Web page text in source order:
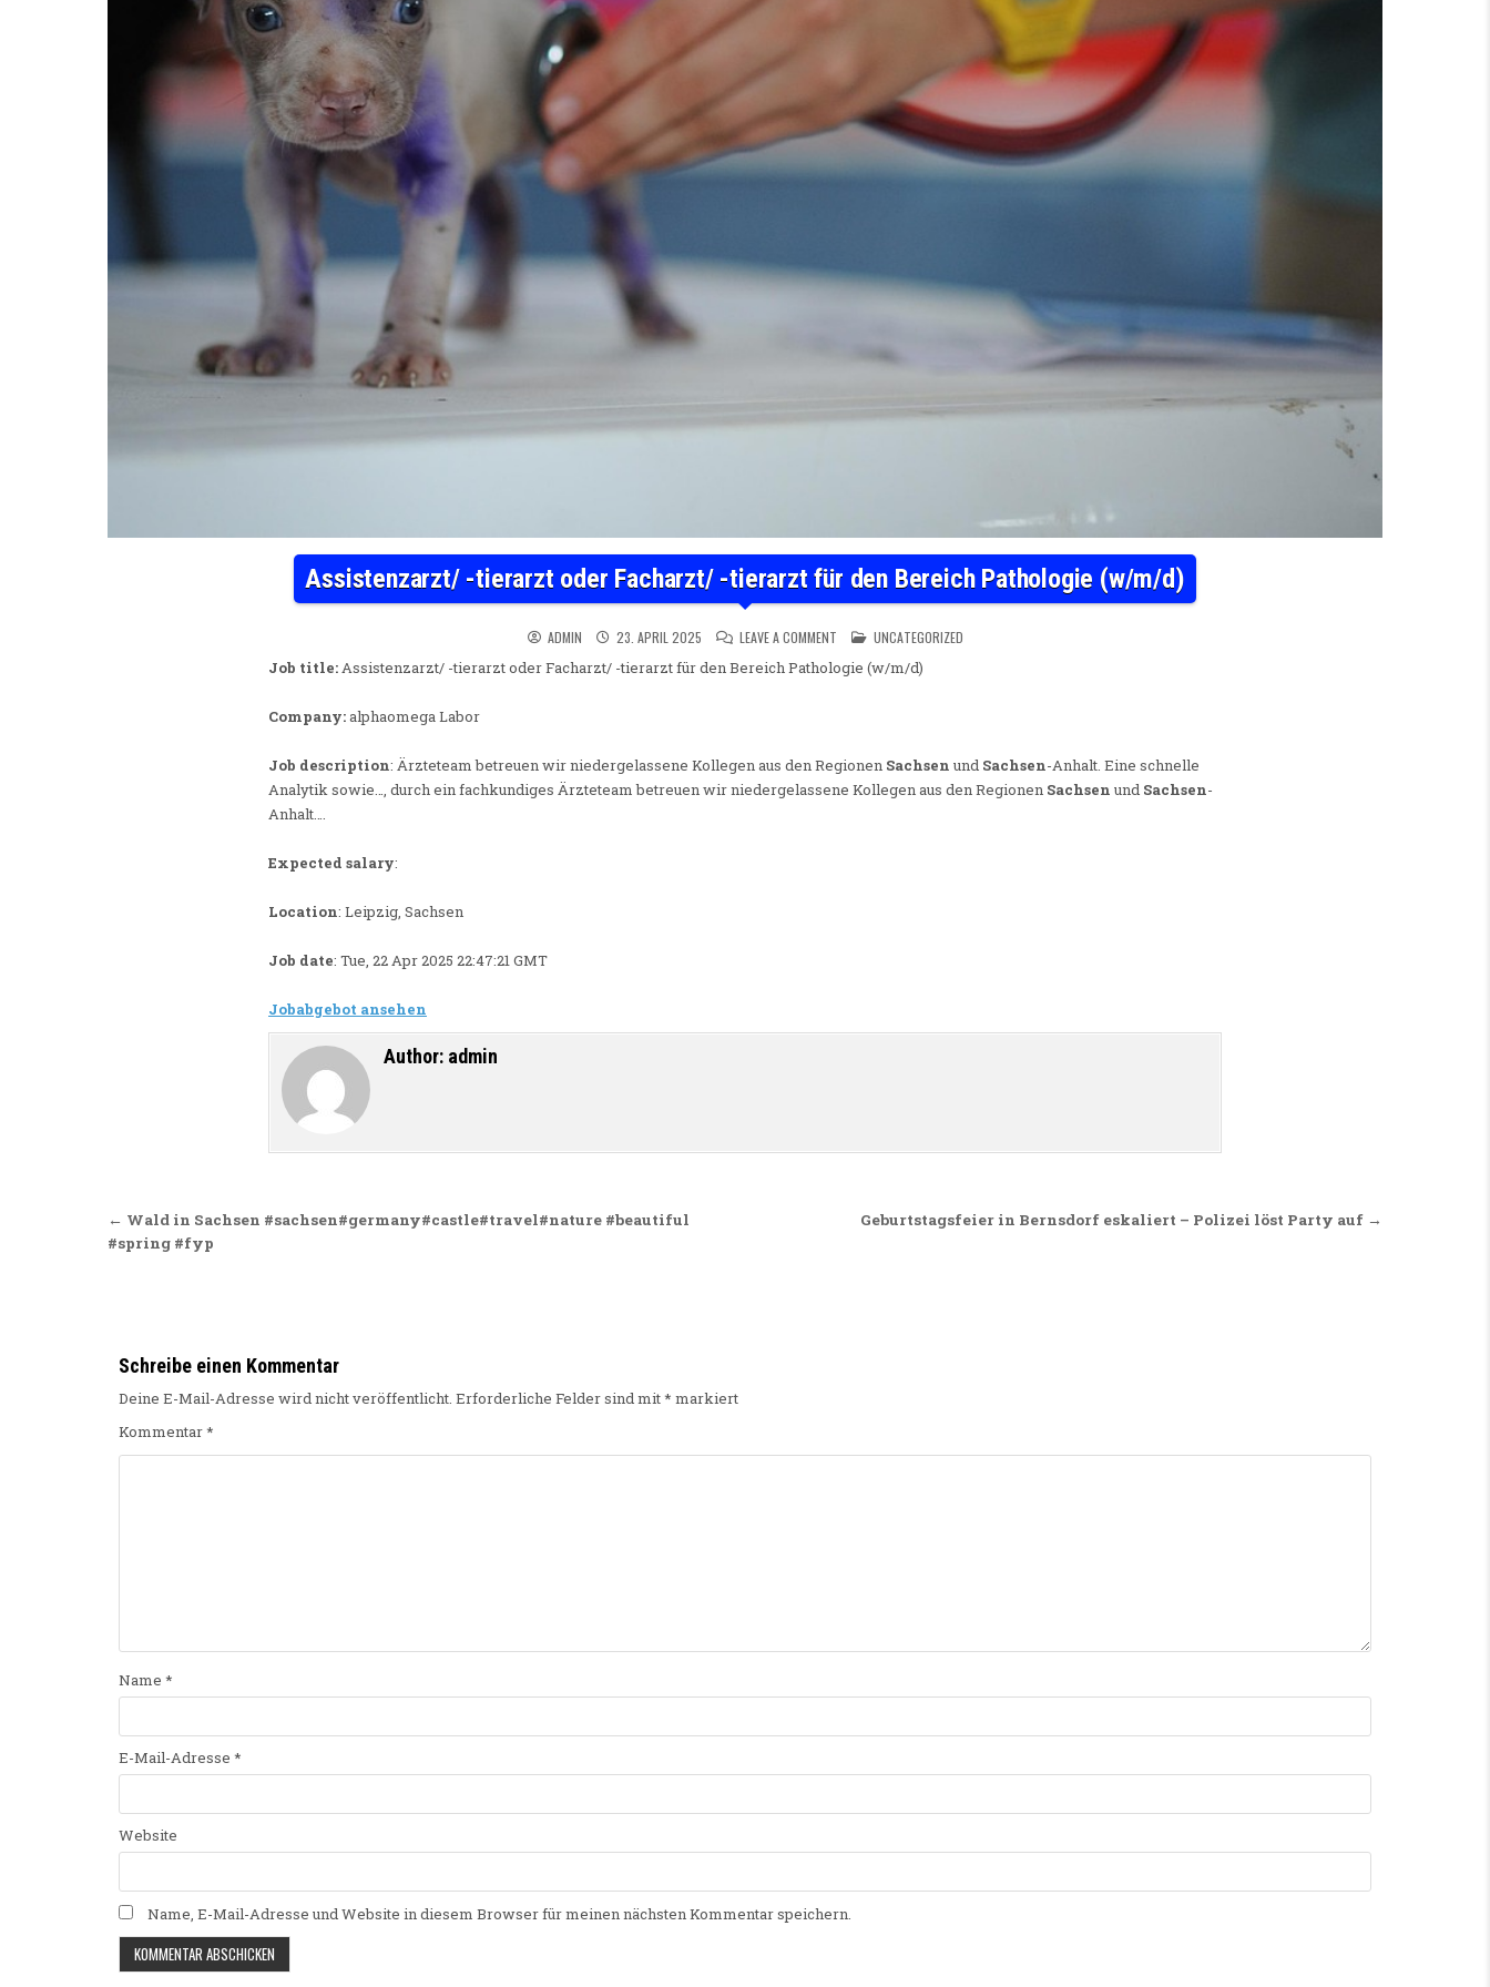
Assistenzarzt/ -tierarzt oder Facharzt/ -tierarzt für den Bereich Pathologie (w/m/d)
ADMIN 23. APRIL 2025 LEAVE A COMMENTON ASSISTENZARZT/ -TIERARZT ODER FACHARZT/ -TIERARZT FÜR DEN BEREICH PATHOLOGIE (W/M/D)
POSTED IN
UNCATEGORIZED
Job title:Assistenzarzt/ -tierarzt oder Facharzt/ -tierarzt für den Bereich Pathologie (w/m/d)
Company:alphaomega Labor
Job description: Ärzteteam betreuen wir niedergelassene Kollegen aus den Regionen Sachsen und Sachsen-Anhalt. Eine schnelle
Analytik sowie…, durch ein fachkundiges Ärzteteam betreuen wir niedergelassene Kollegen aus den Regionen Sachsen und Sachsen-
Anhalt….
Expected salary:
Location: Leipzig, Sachsen
Job date: Tue, 22 Apr 2025 22:47:21 GMT
Jobabgebot ansehen
Author: admin
Beitragsnavigation Geburtstagsfeier in Bernsdorf eskaliert – Polizei löst Party auf →
← Wald in Sachsen #sachsen#germany#castle#travel#nature #beautiful
#spring #fyp
Schreibe einen Kommentar
Deine E-Mail-Adresse wird nicht veröffentlicht. Erforderliche Felder sind mit* markiert
Kommentar*
Name *
E-Mail-Adresse *
Website
Name, E-Mail-Adresse und Website in diesem Browser für meinen nächsten Kommentar speichern.